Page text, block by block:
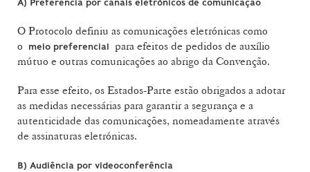
A) Preferência por canais eletrónicos de comunicação
O Protocolo definiu as comunicações eletrónicas como
o
meio preferencial
para efeitos de pedidos de auxílio
mútuo e outras comunicações ao abrigo da Convenção.
Para esse efeito, os Estados-Parte estão obrigados a adotar
as medidas necessárias para garantir a segurança e a
autenticidade das comunicações, nomeadamente através
de assinaturas eletrónicas.
B) Audiência por videoconferência